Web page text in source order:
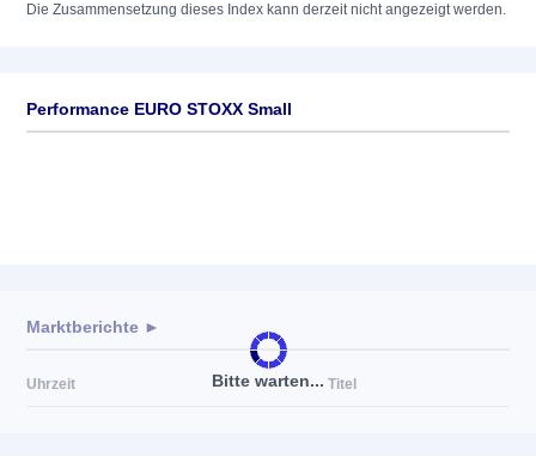
Die Zusammensetzung dieses Index kann derzeit nicht angezeigt werden.
Performance EURO STOXX Small
Bitte warten...
Marktberichte ►
Uhrzeit Titel